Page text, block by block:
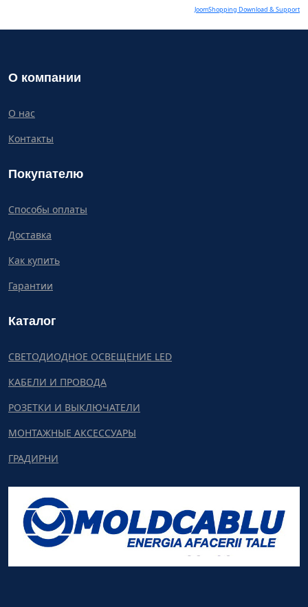
JoomShopping Download & Support
О компании
О нас
Контакты
Покупателю
Способы оплаты
Доставка
Как купить
Гарантии
Каталог
СВЕТОДИОДНОЕ ОСВЕЩЕНИЕ LED
КАБЕЛИ И ПРОВОДА
РОЗЕТКИ И ВЫКЛЮЧАТЕЛИ
МОНТАЖНЫЕ АКСЕССУАРЫ
ГРАДИРНИ